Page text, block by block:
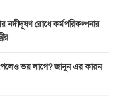
নদীদূষণ রোধে কর্মপরিকল্পনার
ভয় লাগে? জানুন এর কারন